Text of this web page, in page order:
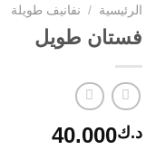
الرئيسية / نفانيف طويلة
فستان طويل
د.ك40.000